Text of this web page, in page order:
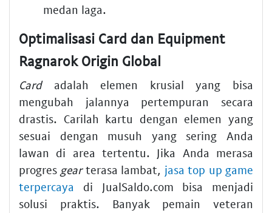
medan laga.
Optimalisasi Card dan Equipment
Ragnarok Origin Global
Cardadalah elemen krusial yang bisa
mengubah jalannya pertempuran secara
drastis. Carilah kartu dengan elemen yang
sesuai dengan musuh yang sering Anda
lawan di area tertentu. Jika Anda merasa
progres gearterasa lambat, jasa top up game
terpercaya di JualSaldo.com bisa menjadi
solusi praktis. Banyak pemain veteran